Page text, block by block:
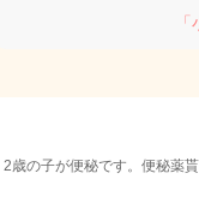
2歳の子が便秘です。便秘薬